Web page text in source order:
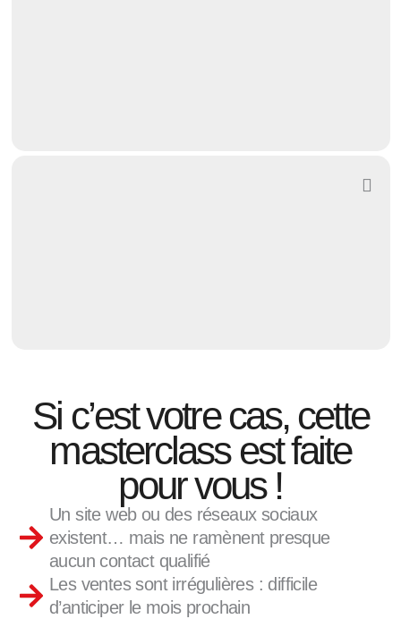
Si c’est votre cas, cette
masterclass est faite
pour vous !
Un site web ou des réseaux sociaux
existent… mais ne ramènent presque
aucun contact qualifié
Les ventes sont irrégulières : difficile
d’anticiper le mois prochain